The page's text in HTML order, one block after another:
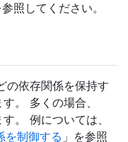
参照してください。
の依存関係を保持す
。 多くの場合、
。 例については、
制御する 」を参照